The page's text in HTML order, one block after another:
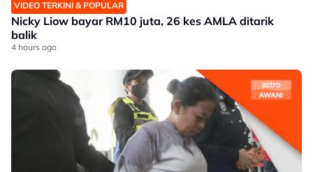
VIDEO TERKINI & POPULAR
Nicky Liow bayar RM10 juta, 26 kes AMLA ditarik
balik
4 hours ago